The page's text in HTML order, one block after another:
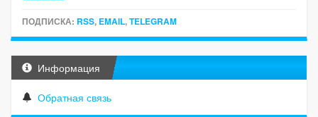
ПОДПИСКА: RSS, EMAIL,TELEGRAM
Информация
Обратная связь